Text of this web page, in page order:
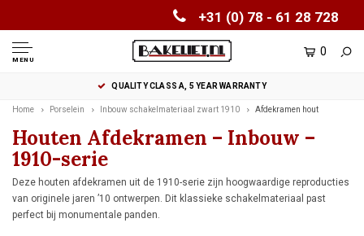
+31 (0) 78 - 61 28 728
MENU
0
QUALITY CLASS A, 5 YEAR WARRANTY
Home Porselein Inbouw schakelmateriaal zwart 1910 Afdekramen hout
Houten Afdekramen – Inbouw –
1910-serie
Deze houten afdekramen uit de 1910-serie zijn hoogwaardige reproducties
van originele jaren ’10 ontwerpen. Dit klassieke schakelmateriaal past
perfect bij monumentale panden.